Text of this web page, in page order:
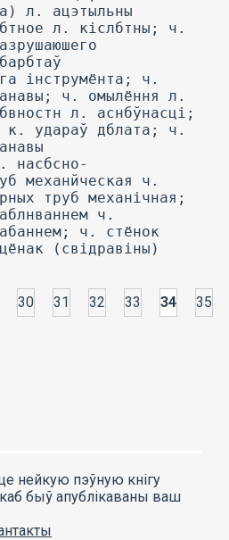
30 31 32 33 34 35
нейкую пэўную кнігу
быў апублікаваны ваш